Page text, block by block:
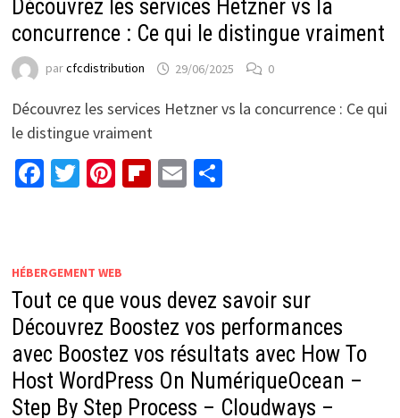
Découvrez les services Hetzner vs la
concurrence : Ce qui le distingue vraiment
parcfcdistribution 29/06/2025 0
Découvrez les services Hetzner vs la concurrence : Ce qui
le distingue vraiment
Facebook
Twitter
Pinterest
Flipboard
EmailPartager
HÉBERGEMENT WEB
Tout ce que vous devez savoir sur
Découvrez Boostez vos performances
avec Boostez vos résultats avec How To
Host WordPress On NumériqueOcean –
Step By Step Process – Cloudways –